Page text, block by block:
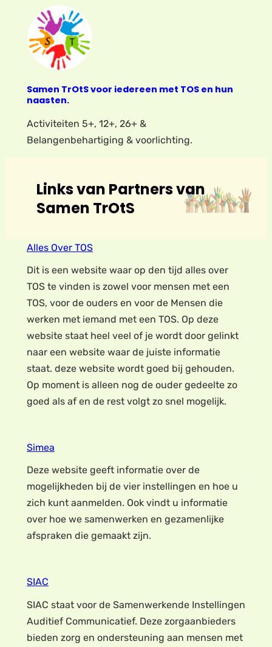
Samen TrOtS voor iedereen met TOS en hun
naasten.
Activiteiten 5+, 12+, 26+ &
Belangenbehartiging & voorlichting.
Links van Partners van
Samen TrOtS
Alles Over TOS
Dit is een website waar op den tijd alles over
TOS te vinden is zowel voor mensen met een
TOS, voor de ouders en voor de Mensen die
werken met iemand met een TOS. Op deze
website staat heel veel of je wordt door gelinkt
naar een website waar de juiste informatie
staat. deze website wordt goed bij gehouden.
Op moment is alleen nog de ouder gedeelte zo
goed als af en de rest volgt zo snel mogelijk.
Simea
Deze website geeft informatie over de
mogelijkheden bij de vier instellingen en hoe u
zich kunt aanmelden. Ook vindt u informatie
over hoe we samenwerken en gezamenlijke
afspraken die gemaakt zijn.
SIAC
SIAC staat voor de Samenwerkende Instellingen
Auditief Communicatief. Deze zorgaanbieders
bieden zorg en ondersteuning aan mensen met